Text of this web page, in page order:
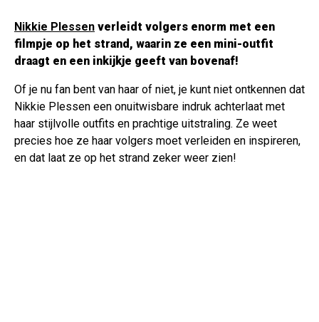
Nikkie Plessen verleidt volgers enorm met een
filmpje op het strand, waarin ze een mini-outfit
draagt en een inkijkje geeft van bovenaf!
Of je nu fan bent van haar of niet, je kunt niet ontkennen dat
Nikkie Plessen een onuitwisbare indruk achterlaat met
haar stijlvolle outfits en prachtige uitstraling. Ze weet
precies hoe ze haar volgers moet verleiden en inspireren,
en dat laat ze op het strand zeker weer zien!